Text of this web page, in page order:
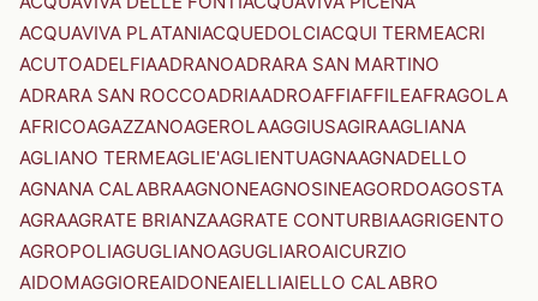
ACQUAVIVA PLATANIACQUEDOLCIACQUI TERMEACRI
ACUTOADELFIAADRANOADRARA SAN MARTINO
ADRARA SAN ROCCOADRIAADROAFFIAFFILEAFRAGOLA
AFRICOAGAZZANOAGEROLAAGGIUSAGIRAAGLIANA
AGLIANO TERMEAGLIE'AGLIENTUAGNAAGNADELLO
AGNANA CALABRAAGNONEAGNOSINEAGORDOAGOSTA
AGRAAGRATE BRIANZAAGRATE CONTURBIAAGRIGENTO
AGROPOLIAGUGLIANOAGUGLIAROAICURZIO
AIDOMAGGIOREAIDONEAIELLIAIELLO CALABRO